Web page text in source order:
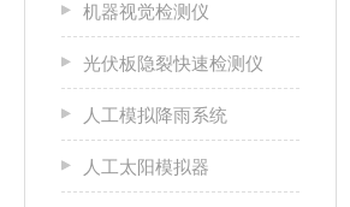
机器视觉检测仪
光伏板隐裂快速检测仪
人工模拟降雨系统
人工太阳模拟器